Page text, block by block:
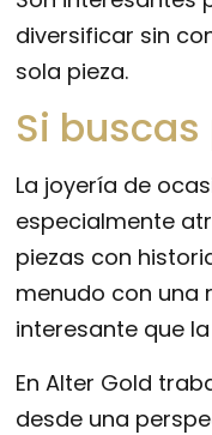
diversificar sin
sola pieza.
Si
La joyería de
especialmente
piezas con
menudo con una
interesante que
En Alter Gold
desde una